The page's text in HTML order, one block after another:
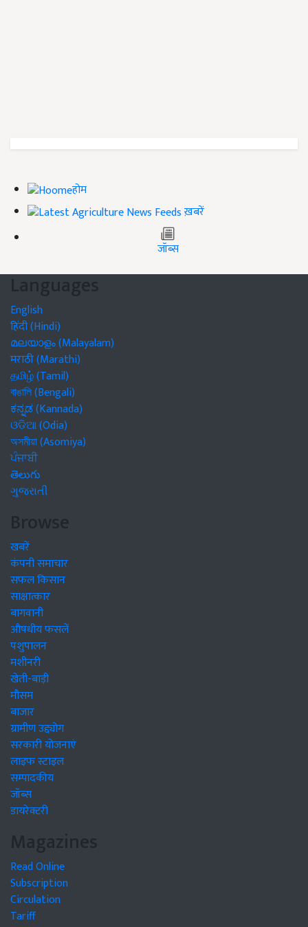
होम
ख़बरें
जॉब्स
Languages
English
हिंदी (Hindi)
മലയാളം (Malayalam)
मराठी (Marathi)
தமிழ் (Tamil)
বাঙালি (Bengali)
ಕನ್ನಡ (Kannada)
ଓଡିଆ (Odia)
অসমীয়া (Asomiya)
ਪੰਜਾਬੀ
తెలుగు
ગુજરાતી
Browse
खबरें
कंपनी समाचार
सफल किसान
साक्षात्कार
बागवानी
औषधीय फसलें
पशुपालन
मशीनरी
खेती-बाड़ी
मौसम
बाजार
ग्रामीण उद्द्योग
सरकारी योजनाएं
लाइफ स्टाइल
सम्पादकीय
जॉब्स
डायरेक्टरी
Magazines
Read Online
Subscription
Circulation
Tariff